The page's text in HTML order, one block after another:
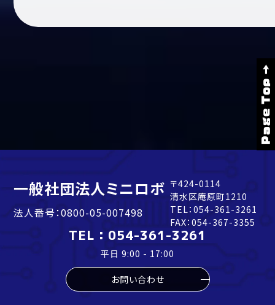
Page Top →
一般社団法人ミニロボ
法人番号：0800-05-007498
〒424-0114
清水区庵原町1210
TEL： 054-361-3261
FAX：054-367-3355
TEL： 054-361-3261
平日 9:00 - 17:00
お問い合わせ